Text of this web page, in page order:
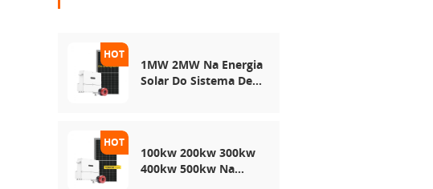
1MW 2MW Na Energia
Solar Do Sistema De
100kw 200kw 300kw
400kw 500kw Na